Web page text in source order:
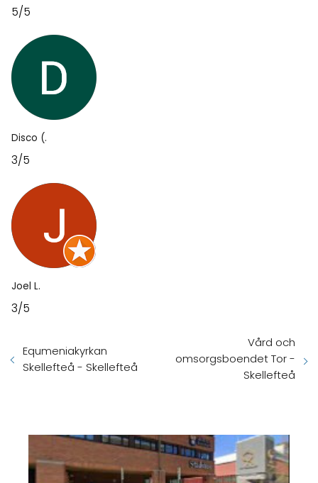
5/5
Disco (.
3/5
Joel L.
3/5
Equmeniakyrkan
Skellefteå - Skellefteå
Vård och
omsorgsboendet Tor -
Skellefteå